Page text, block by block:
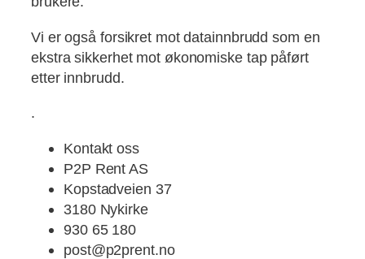
Vi er også forsikret mot datainnbrudd som en
ekstra sikkerhet mot økonomiske tap påført
etter innbrudd.
.
Kontakt oss
P2P Rent AS
Kopstadveien 37
3180 Nykirke
930 65 180
post@p2prent.no